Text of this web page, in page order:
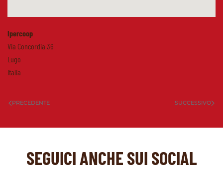
Ipercoop
Via Concordia 36
Lugo
Italia
PRECEDENTE SUCCESSIVO
SEGUICI ANCHE SUI SOCIAL